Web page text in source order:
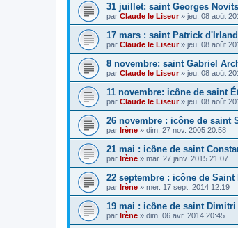
31 juillet: saint Georges
par Claude le Liseur» jeu. 08 août
17 mars : saint Patrick
par Claude le Liseur» jeu. 08 août
8 novembre: saint Gabriel
par Claude le Liseur» jeu. 08 août
11 novembre: icône de saint
par Claude le Liseur» jeu. 08 août
26 novembre : icône de saint
par Irène » dim. 27 nov. 2005 20:58
21 mai : icône de saint
par Irène » mar. 27 janv. 2015 21:07
22 septembre : icône de Saint
par Irène » mer. 17 sept. 2014 12:19
19 mai : icône de saint
par Irène » dim. 06 avr. 2014 20:45